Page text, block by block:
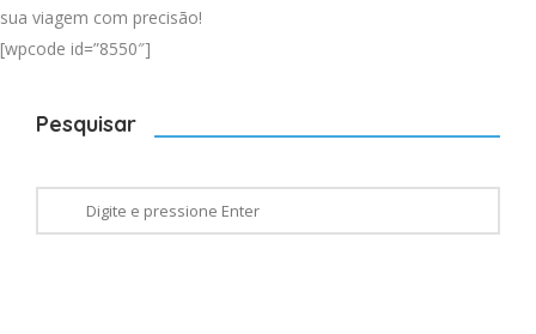
sua viagem com precisão!
[wpcode id=”8550″]
Pesquisar